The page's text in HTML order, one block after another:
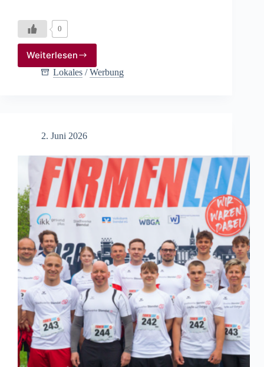
0
Weiterlesen
Steinedal:
Lernen,
Lokales /Werbung
2. Juni 2026